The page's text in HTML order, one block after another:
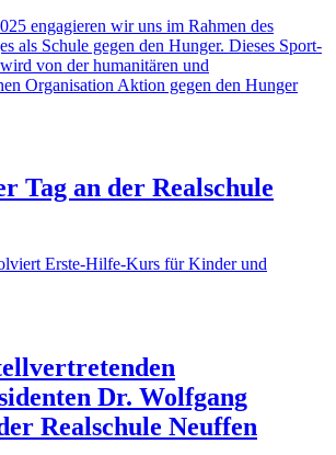
engagieren wir uns im Rahmen des
als Schule gegen den Hunger. Dieses Sport-
von der humanitären und
Organisation Aktion gegen den Hunger
Tag an der Realschule
Erste-Hilfe-Kurs für Kinder und
Dr. Wolfgang
Realschule Neuffen